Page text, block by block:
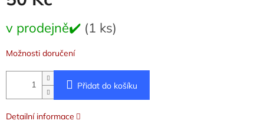
cena:
v prodejně✔️ (1 ks)
Možnosti doručení
Přidat do košíku
Detailní informace